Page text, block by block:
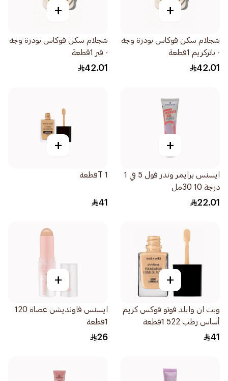
+
شجلام سكن فوكاس بودرة وجه
- باتركريم 1قطعة
42.01
+
شجلام سكن فوكاس بودرة وجه
- فير 1قطعة
42.01
+
ايسنس برايمر وندر فول 5 في 1
درجة 10 30مل
22.01
+
T 1قطعة
41
+
ويت ان وايلد فوتو فوكس كريم
أساس رطب 522 1قطعة
41
+
ايسنس فاونديشن عصاة 120
1قطعة
26